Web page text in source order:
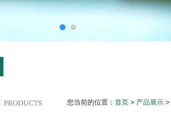
PRODUCTS 您当前的位置： 首页 > 产品展示 >